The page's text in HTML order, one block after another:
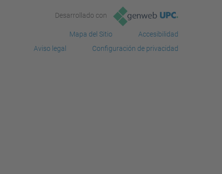
Desarrollado con
Mapa del Sitio
Accesibilidad
Aviso legal
Configuración de privacidad